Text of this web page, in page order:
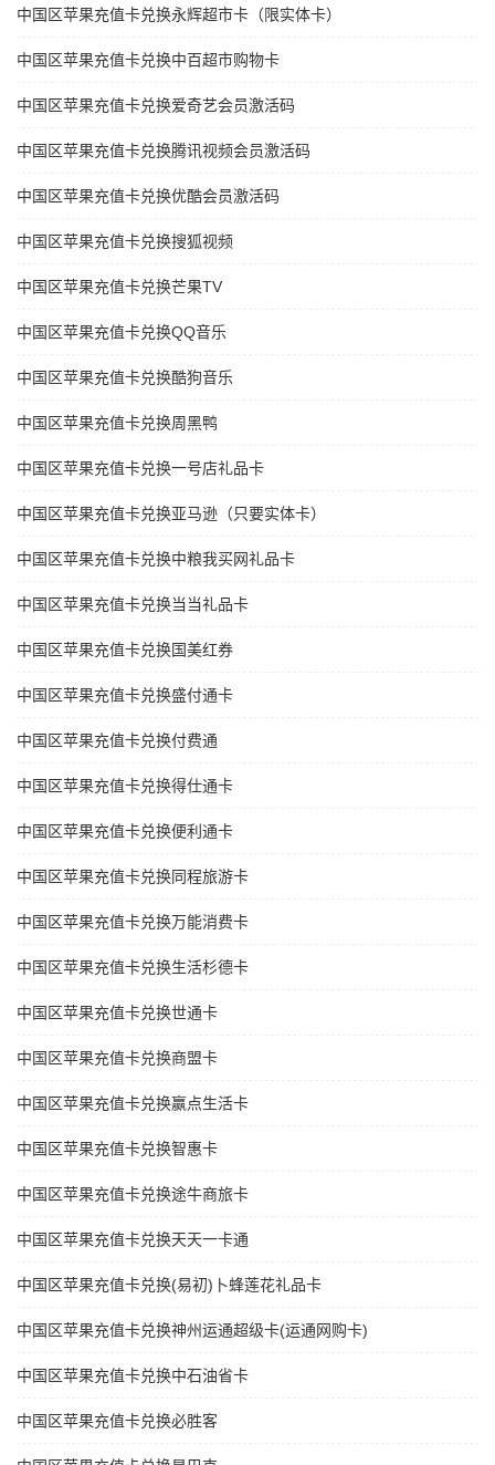
中国区苹果充值卡兑换永辉超市卡（限实体卡）
中国区苹果充值卡兑换中百超市购物卡
中国区苹果充值卡兑换爱奇艺会员激活码
中国区苹果充值卡兑换腾讯视频会员激活码
中国区苹果充值卡兑换优酷会员激活码
中国区苹果充值卡兑换搜狐视频
中国区苹果充值卡兑换芒果TV
中国区苹果充值卡兑换QQ音乐
中国区苹果充值卡兑换酷狗音乐
中国区苹果充值卡兑换周黑鸭
中国区苹果充值卡兑换一号店礼品卡
中国区苹果充值卡兑换亚马逊（只要实体卡）
中国区苹果充值卡兑换中粮我买网礼品卡
中国区苹果充值卡兑换当当礼品卡
中国区苹果充值卡兑换国美红券
中国区苹果充值卡兑换盛付通卡
中国区苹果充值卡兑换付费通
中国区苹果充值卡兑换得仕通卡
中国区苹果充值卡兑换便利通卡
中国区苹果充值卡兑换同程旅游卡
中国区苹果充值卡兑换万能消费卡
中国区苹果充值卡兑换生活杉德卡
中国区苹果充值卡兑换世通卡
中国区苹果充值卡兑换商盟卡
中国区苹果充值卡兑换赢点生活卡
中国区苹果充值卡兑换智惠卡
中国区苹果充值卡兑换途牛商旅卡
中国区苹果充值卡兑换天天一卡通
中国区苹果充值卡兑换(易初)卜蜂莲花礼品卡
中国区苹果充值卡兑换神州运通超级卡(运通网购卡)
中国区苹果充值卡兑换中石油省卡
中国区苹果充值卡兑换必胜客